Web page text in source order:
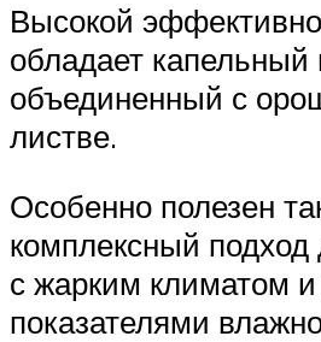
Высокой
обладает капельный
объединенный с
листве.
Особенно полезен
комплексный подход
с жарким климатом
показателями